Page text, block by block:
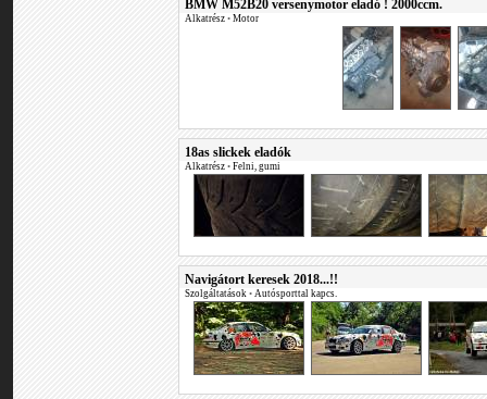
BMW M52B20 versenymotor eladó ! 2000ccm.
Alkatrész • Motor
18as slickek eladók
Alkatrész • Felni, gumi
Navigátort keresek 2018...!!
Szolgáltatások • Autósporttal kapcs.